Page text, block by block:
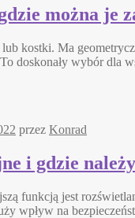
można je
kostki. Ma
doskonały wybór
przez Konrad
i gdzie
funkcją jest
wpływ na